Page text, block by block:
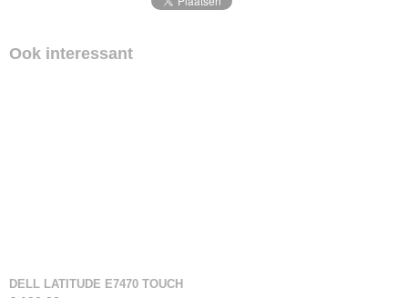
Ook interessant
DELL LATITUDE E7470 TOUCH